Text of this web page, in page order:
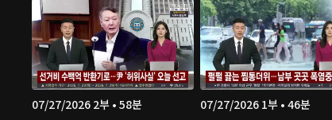
07/27/2026 2부 • 58분 07/27/2026 1부 • 46분